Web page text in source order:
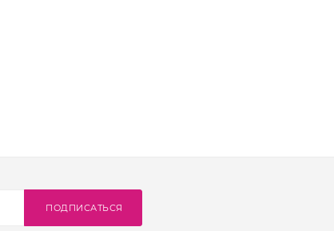
ПОДПИСАТЬСЯ